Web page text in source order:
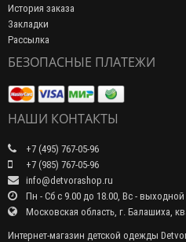
История заказа
Закладки
Рассылка
БЕЗОПАСНЫЕ ПЛАТЕЖИ
НАШИ КОНТАКТЫ
+7 (495) 767-05-96
+7 (985) 767-05-96
info@detvorashop.ru
Пн - Сб с 9.00 до 18.00, Вс - выходной
Московская область, г. Балашиха,
Интернет-магазин детской одежды